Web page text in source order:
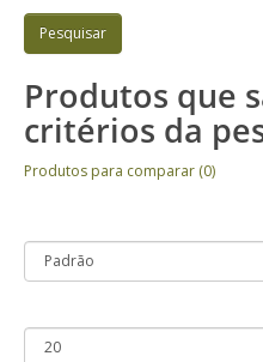
Produtos que
critérios da
Produtos para comparar (0)